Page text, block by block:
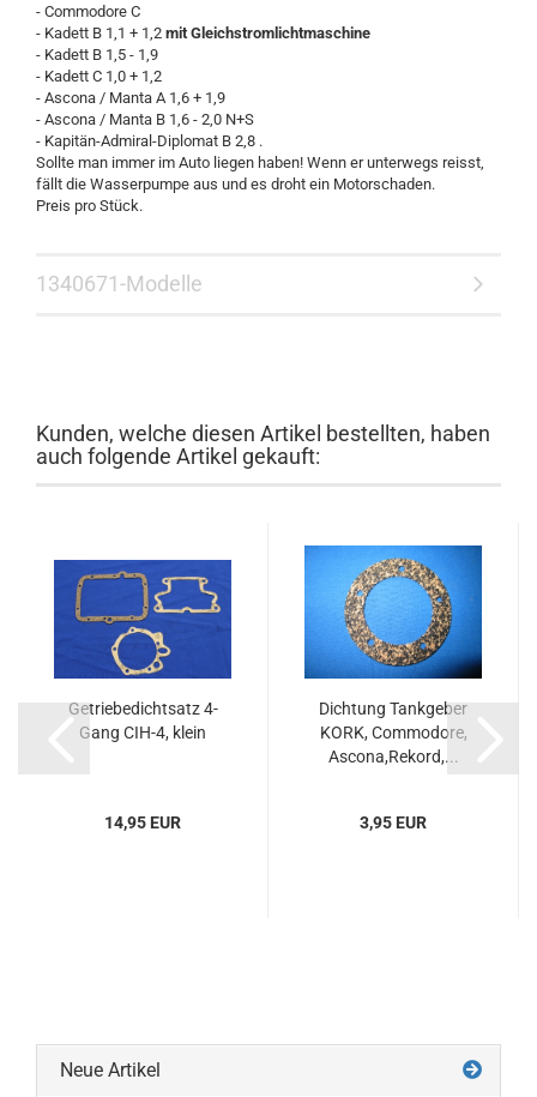
- Commodore C
- Kadett B 1,1 + 1,2 mit Gleichstromlichtmaschine
- Kadett B 1,5 - 1,9
- Kadett C 1,0 + 1,2
- Ascona / Manta A 1,6 + 1,9
- Ascona / Manta B 1,6 - 2,0 N+S
- Kapitän-Admiral-Diplomat B 2,8 .
Sollte man immer im Auto liegen haben! Wenn er unterwegs reisst,
fällt die Wasserpumpe aus und es droht ein Motorschaden.
Preis pro Stück.
1340671-Modelle
Kunden, welche diesen Artikel bestellten, haben
auch folgende Artikel gekauft:
Getriebedichtsatz 4-
Gang CIH-4, klein
14,95 EUR
Dichtung Tankgeber
KORK, Commodore,
Ascona,Rekord,...
3,95 EUR
Neue Artikel